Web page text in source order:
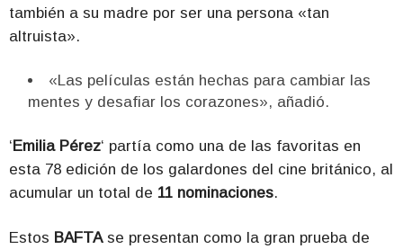
también a su madre por ser una persona «tan
altruista».
«Las películas están hechas para cambiar las
mentes y desafiar los corazones», añadió.
‘ Emilia Pérez‘ partía como una de las favoritas en
esta 78 edición de los galardones del cine británico, al
acumular un total de 11 nominaciones.
Estos BAFTAse presentan como la gran prueba de